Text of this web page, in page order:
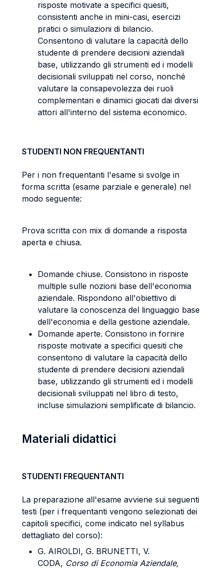
risposte motivate a specifici quesiti,
consistenti anche in mini-casi, esercizi
pratici o simulazioni di bilancio.
Consentono di valutare la capacità dello
studente di prendere decisioni aziendali
base, utilizzando gli strumenti ed i modelli
decisionali sviluppati nel corso, nonché
valutare la consapevolezza dei ruoli
complementari e dinamici giocati dai diversi
attori all'interno del sistema economico.
STUDENTI NON FREQUENTANTI
Per i non frequentanti l'esame si svolge in
forma scritta (esame parziale e generale) nel
modo seguente:
Prova scritta con mix di domande a risposta
aperta e chiusa.
Domande chiuse. Consistono in risposte
multiple sulle nozioni base dell'economia
aziendale. Rispondono all'obiettivo di
valutare la conoscenza del linguaggio base
dell'economia e della gestione aziendale.
Domande aperte. Consistono in fornire
risposte motivate a specifici quesiti che
consentono di valutare la capacità dello
studente di prendere decisioni aziendali
base, utilizzando gli strumenti ed i modelli
decisionali sviluppati nel libro di testo,
incluse simulazioni semplificate di bilancio.
Materiali didattici
STUDENTI FREQUENTANTI
La preparazione all'esame avviene sui seguenti
testi (per i frequentanti vengono selezionati dei
capitoli specifici, come indicato nel syllabus
dettagliato del corso):
G. AIROLDI, G. BRUNETTI, V.
CODA, Corso di Economia Aziendale,